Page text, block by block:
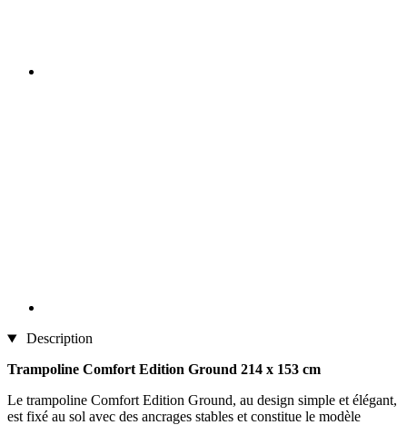
Description
Trampoline Comfort Edition Ground 214 x 153 cm
Le trampoline Comfort Edition Ground, au design simple et élégant,
est fixé au sol avec des ancrages stables et constitue le modèle